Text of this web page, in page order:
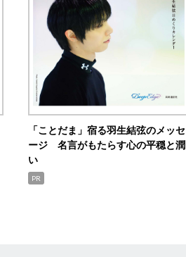
「ことだま」宿る羽生結弦のメッセ
ージ 名言がもたらす心の平穏と潤
い
PR